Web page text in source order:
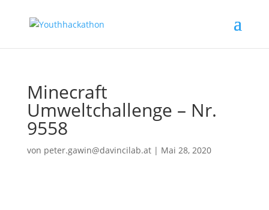
Minecraft
Umweltchallenge – Nr.
9558
von peter.gawin@davincilab.at| Mai 28, 2020